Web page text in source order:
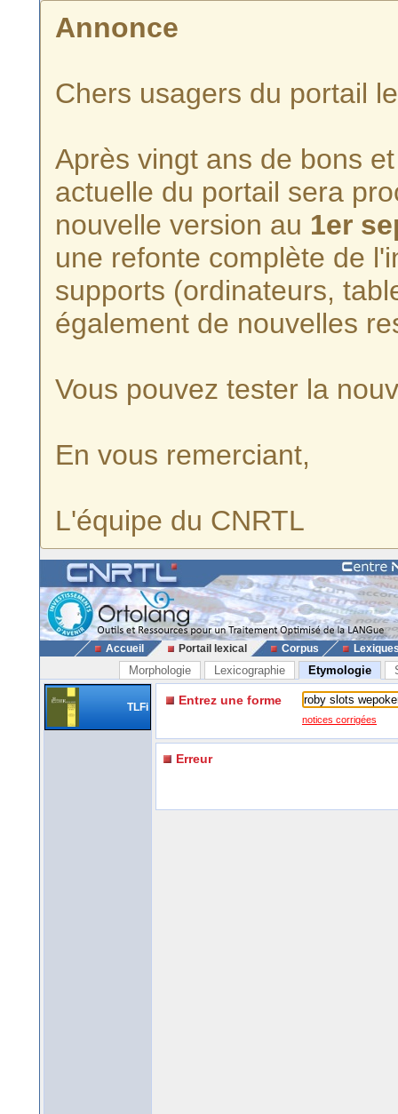
Annonce
Chers usagers du portail
Après vingt ans de bons
actuelle du portail sera
nouvelle version au 1er
une refonte complète de
supports (ordinateurs,
également de nouvelles
Vous pouvez tester la
En vous remerciant,
L'équipe du CNRTL
Accueil Portail lexical Corpus
Morphologie Lexicographie Etymologie
TLFi Entrez une forme
notices corrigées
Erreur